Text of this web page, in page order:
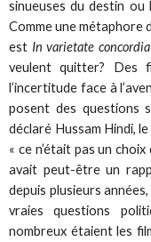
sinueuses du destin ou
Comme une métaphore
est In varietate
veulent quitter? Des
l’incertitude face à
posent des questions
déclaré Hussam Hindi,
« ce n’était pas un
avait peut-être un
depuis plusieurs
vraies questions
nombreux étaient les